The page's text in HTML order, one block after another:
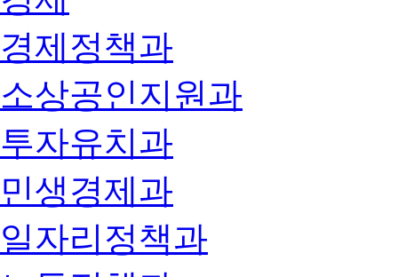
경제정책과
소상공인지원과
투자유치과
민생경제과
일자리정책과